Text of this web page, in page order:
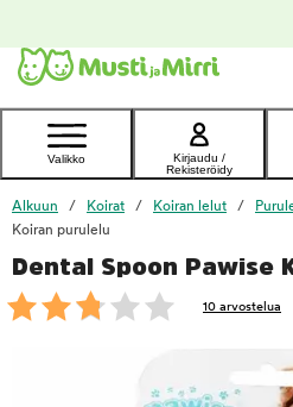
Ota yhteyttä
asiakaspalveluun
Valikko
Kirjaudu /
Rekisteröidy
Alkuun Koirat Koiran lelut
Koiran purulelu
Dental Spoon Pawise
10 arvostelua
foo